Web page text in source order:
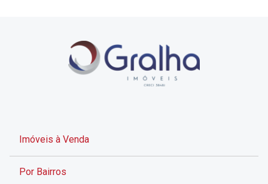
Imóveis à Venda
Por Bairros